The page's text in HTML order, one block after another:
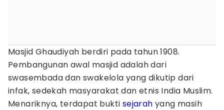
Masjid Ghaudiyah berdiri pada tahun 1908.
Pembangunan awal masjid adalah dari
swasembada dan swakelola yang dikutip dari
infak, sedekah masyarakat dan etnis India Muslim.
Menariknya, terdapat bukti sejarah yang masih